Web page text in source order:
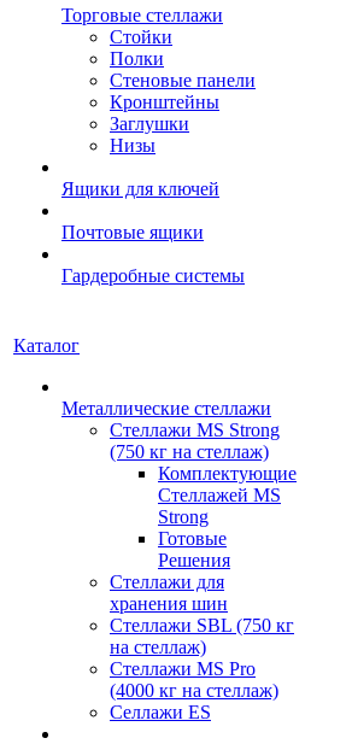
Торговые стеллажи
Стойки
Полки
Стеновые панели
Кронштейны
Заглушки
Низы
Ящики для ключей
Почтовые ящики
Гардеробные системы
Каталог
Металлические стеллажи
Стеллажи MS Strong
(750 кг на стеллаж)
Комплектующие
Стеллажей MS
Strong
Готовые
Решения
Стеллажи для
хранения шин
Стеллажи SBL (750 кг
на стеллаж)
Стеллажи MS Pro
(4000 кг на стеллаж)
Селлажи ES